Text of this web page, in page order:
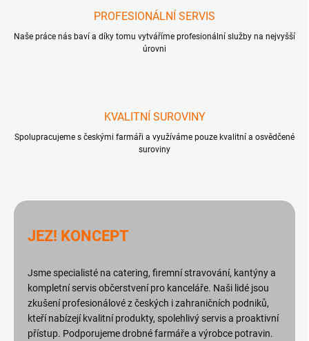
PROFESIONÁLNÍ SERVIS
Naše práce nás baví a díky tomu vytváříme profesionální služby na nejvyšší
úrovni
KVALITNÍ SUROVINY
Spolupracujeme s českými farmáři a využíváme pouze kvalitní a osvědčené
suroviny
JEZ! KONCEPT
Jsme specialisté na catering, firemní stravování, kantýny a
kompletní servis občerstvení pro kanceláře. Naši lidé jsou
zkušení profesionálové z českých i zahraničních podniků,
kteří nabízejí kvalitní produkty, spolehlivý servis a proaktivní
přístup. Podporujeme drobné farmáře a výrobce potravin.